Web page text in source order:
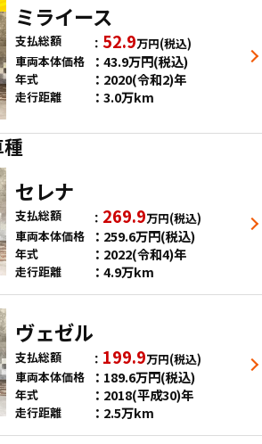
ミライース
支払総額 52.9万円(税込)
車両本体価格
43.9万円(税込)
年式 2020(令和2)年
走行距離 3.0万km
セレナ
支払総額 269.9万円(税込)
車両本体価格
259.6万円(税込)
年式 2022(令和4)年
走行距離 4.9万km
ヴェゼル
支払総額 199.9万円(税込)
車両本体価格
189.6万円(税込)
年式 2018(平成30)年
走行距離 2.5万km